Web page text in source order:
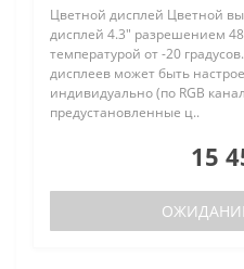
Цветной дисплей Цветной
дисплей 4.3" разрешением
температурой от -20
дисплеев может быть
индивидуально (по RGB
предустановленные ц..
15